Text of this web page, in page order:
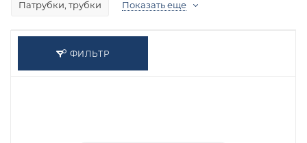
Патрубки, трубки Показать еще
ФИЛЬТР